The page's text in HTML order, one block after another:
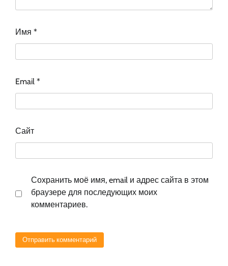
Имя *
Email *
Сайт
Сохранить моё имя, email и адрес сайта в этом
браузере для последующих моих
комментариев.